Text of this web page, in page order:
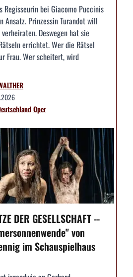
Regisseurin bei Giacomo Puccinis
Ansatz. Prinzessin Turandot will
Deswegen hat sie
errichtet. Wer die Rätsel
Frau. Wer scheitert, wird
Oper
DER GESELLSCHAFT --
von
im Schauspielhaus